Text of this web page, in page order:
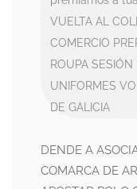
VUELTA AL
COMERCIO
ROUPA SESIÓN
UNIFORMES
DE GALICIA
DENDE A
COMARCA DE